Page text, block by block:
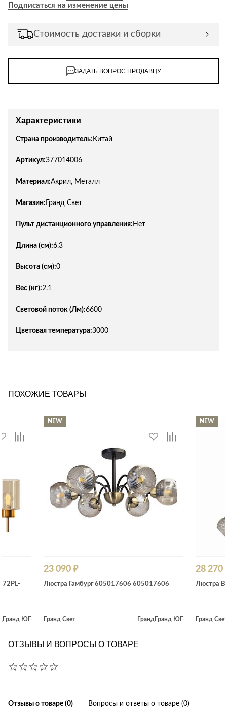
Подписаться на изменение цены
Стоимость доставки и сборки
ЗАДАТЬ ВОПРОС ПРОДАВЦУ
Характеристики
Страна производитель: Китай
Артикул:377014006
Материал:Акрил, Металл
Магазин: Гранд Свет
Пульт дистанционного управления: Нет
Длина (см):6.3
Высота (см):0
Вес (кг):2.1
Световой поток (Лм):6600
Цветовая температура:3000
ПОХОЖИЕ ТОВАРЫ
Гранд ЮГ
NEW
23 090 ₽
Люстра Гамбург 605017606 605017606
Гранд Свет Гранд Гранд ЮГ
NEW
28 270
Люстра
Гранд Свет
ОТЗЫВЫ И ВОПРОСЫ О ТОВАРЕ
Отзывы о товаре (0) Вопросы и ответы о товаре (0)